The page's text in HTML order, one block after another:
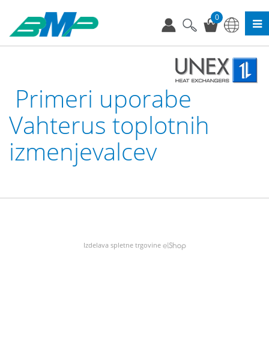
0
Primeri uporabe
Vahterus toplotnih
izmenjevalcev
Izdelava spletne trgovine